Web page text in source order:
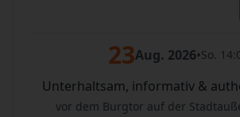
23Aug. 2026•So.
Unterhaltsam, informativ &
vor dem Burgtor auf der